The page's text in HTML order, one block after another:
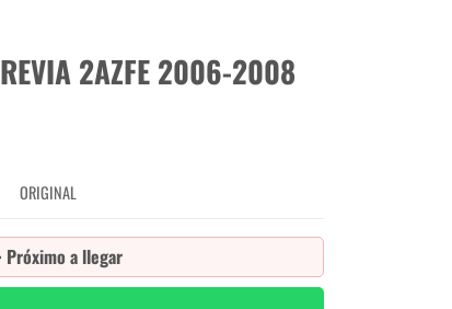
2AZFE 2006-2008
ORIGINAL
Próximo a llegar